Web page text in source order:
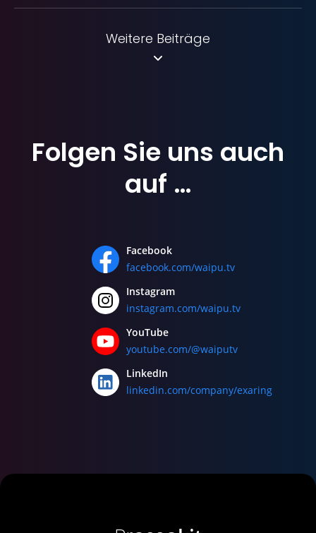
Weitere Beiträge
Folgen Sie uns auch
auf …
Facebook
facebook.com/waipu.tv
Instagram
instagram.com/waipu.tv
YouTube
youtube.com/@waiputv
LinkedIn
linkedin.com/company/exaring